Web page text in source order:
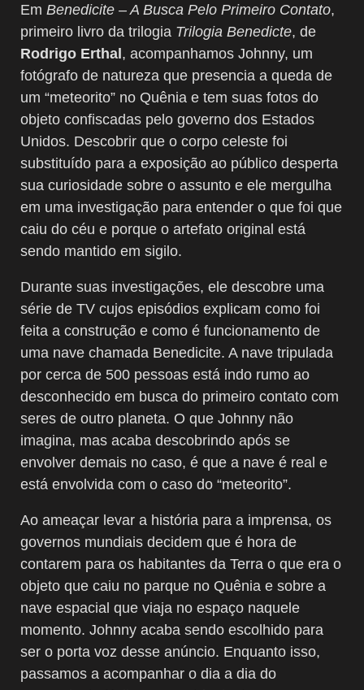
Em Benedicite – A Busca Pelo Primeiro Contato,
primeiro livro da trilogia Trilogia Benedicte, de
Rodrigo Erthal, acompanhamos Johnny, um
fotógrafo de natureza que presencia a queda de
um “meteorito” no Quênia e tem suas fotos do
objeto confiscadas pelo governo dos Estados
Unidos. Descobrir que o corpo celeste foi
substituído para a exposição ao público desperta
sua curiosidade sobre o assunto e ele mergulha
em uma investigação para entender o que foi que
caiu do céu e porque o artefato original está
sendo mantido em sigilo.
Durante suas investigações, ele descobre uma
série de TV cujos episódios explicam como foi
feita a construção e como é funcionamento de
uma nave chamada Benedicite. A nave tripulada
por cerca de 500 pessoas está indo rumo ao
desconhecido em busca do primeiro contato com
seres de outro planeta. O que Johnny não
imagina, mas acaba descobrindo após se
envolver demais no caso, é que a nave é real e
está envolvida com o caso do “meteorito”.
Ao ameaçar levar a história para a imprensa, os
governos mundiais decidem que é hora de
contarem para os habitantes da Terra o que era o
objeto que caiu no parque no Quênia e sobre a
nave espacial que viaja no espaço naquele
momento. Johnny acaba sendo escolhido para
ser o porta voz desse anúncio. Enquanto isso,
passamos a acompanhar o dia a dia do